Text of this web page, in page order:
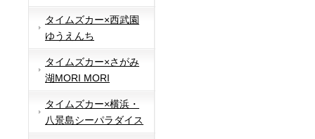
タイムズカー×西武園
ゆうえんち
タイムズカー×さがみ
湖MORI MORI
タイムズカー×横浜・
八景島シーパラダイス